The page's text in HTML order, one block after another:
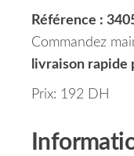
Référence :
Commandez
livraison
Prix: 192 DH